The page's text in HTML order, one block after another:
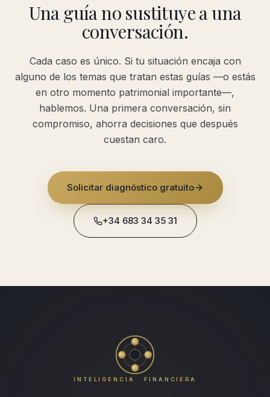
Una guía no sustituye a una
conversación.
Cada caso es único. Si tu situación encaja con
alguno de los temas que tratan estas guías —o estás
en otro momento patrimonial importante—,
hablemos. Una primera conversación, sin
compromiso, ahorra decisiones que después
cuestan caro.
Solicitar diagnóstico gratuito
+34 683 34 35 31
INTELIGENCIA · FINANCIERA